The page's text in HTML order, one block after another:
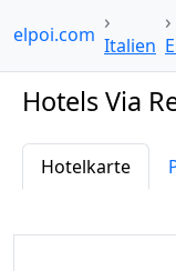
Italien
Hotels Via
Hotelkarte